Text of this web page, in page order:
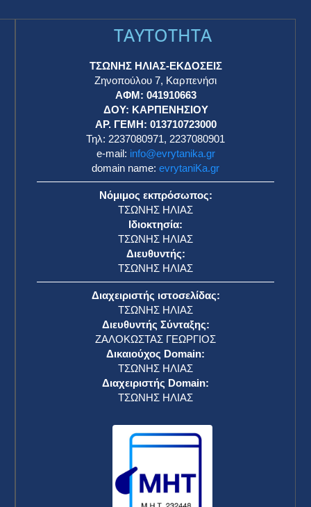
TAYTOTHTA
ΤΣΩΝΗΣ ΗΛΙΑΣ-ΕΚΔΟΣΕΙΣ
Ζηνοπούλου 7, Καρπενήσι
ΑΦΜ: 041910663
ΔΟΥ: ΚΑΡΠΕΝΗΣΙΟΥ
ΑΡ. ΓΕΜΗ: 013710723000
Τηλ: 2237080971, 2237080901
e-mail: info@evrytanika.gr
domain name: evrytaniKa.gr
Νόμιμος εκπρόσωπος:
ΤΣΩΝΗΣ ΗΛΙΑΣ
Ιδιοκτησία:
ΤΣΩΝΗΣ ΗΛΙΑΣ
Διευθυντής:
ΤΣΩΝΗΣ ΗΛΙΑΣ
Διαχειριστής ιστοσελίδας:
ΤΣΩΝΗΣ ΗΛΙΑΣ
Διευθυντής Σύνταξης:
ΖΑΛΟΚΩΣΤΑΣ ΓΕΩΡΓΙΟΣ
Δικαιούχος Domain:
ΤΣΩΝΗΣ ΗΛΙΑΣ
Διαχειριστής Domain:
ΤΣΩΝΗΣ ΗΛΙΑΣ